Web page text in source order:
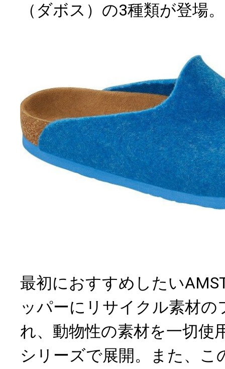
（ダボス）の3種類が登場。
最初におすすめしたい
ッパーにリサイクル素材の
れ、動物性の素材を一切使
シリーズで展開。また、こ